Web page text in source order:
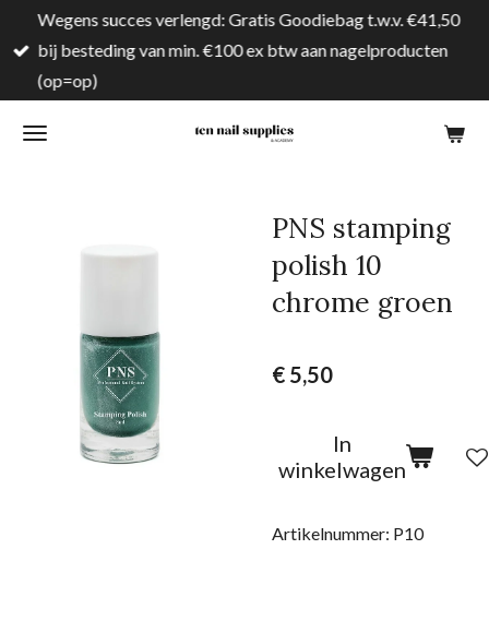
direct
naar
hoofdinhoud
Wegens succes verlengd: Gratis Goodiebag t.w.v. €41,50
bij besteding van min. €100 ex btw aan nagelproducten
(op=op)
PNS stamping
polish 10
chrome groen
€ 5,50
In
winkelwagen
Artikelnummer: P10